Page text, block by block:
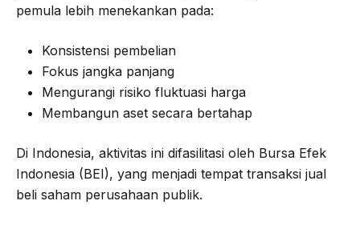
pemula lebih menekankan pada:
Konsistensi pembelian
Fokus jangka panjang
Mengurangi risiko fluktuasi harga
Membangun aset secara bertahap
Di Indonesia, aktivitas ini difasilitasi oleh Bursa Efek
Indonesia (BEI), yang menjadi tempat transaksi jual
beli saham perusahaan publik.